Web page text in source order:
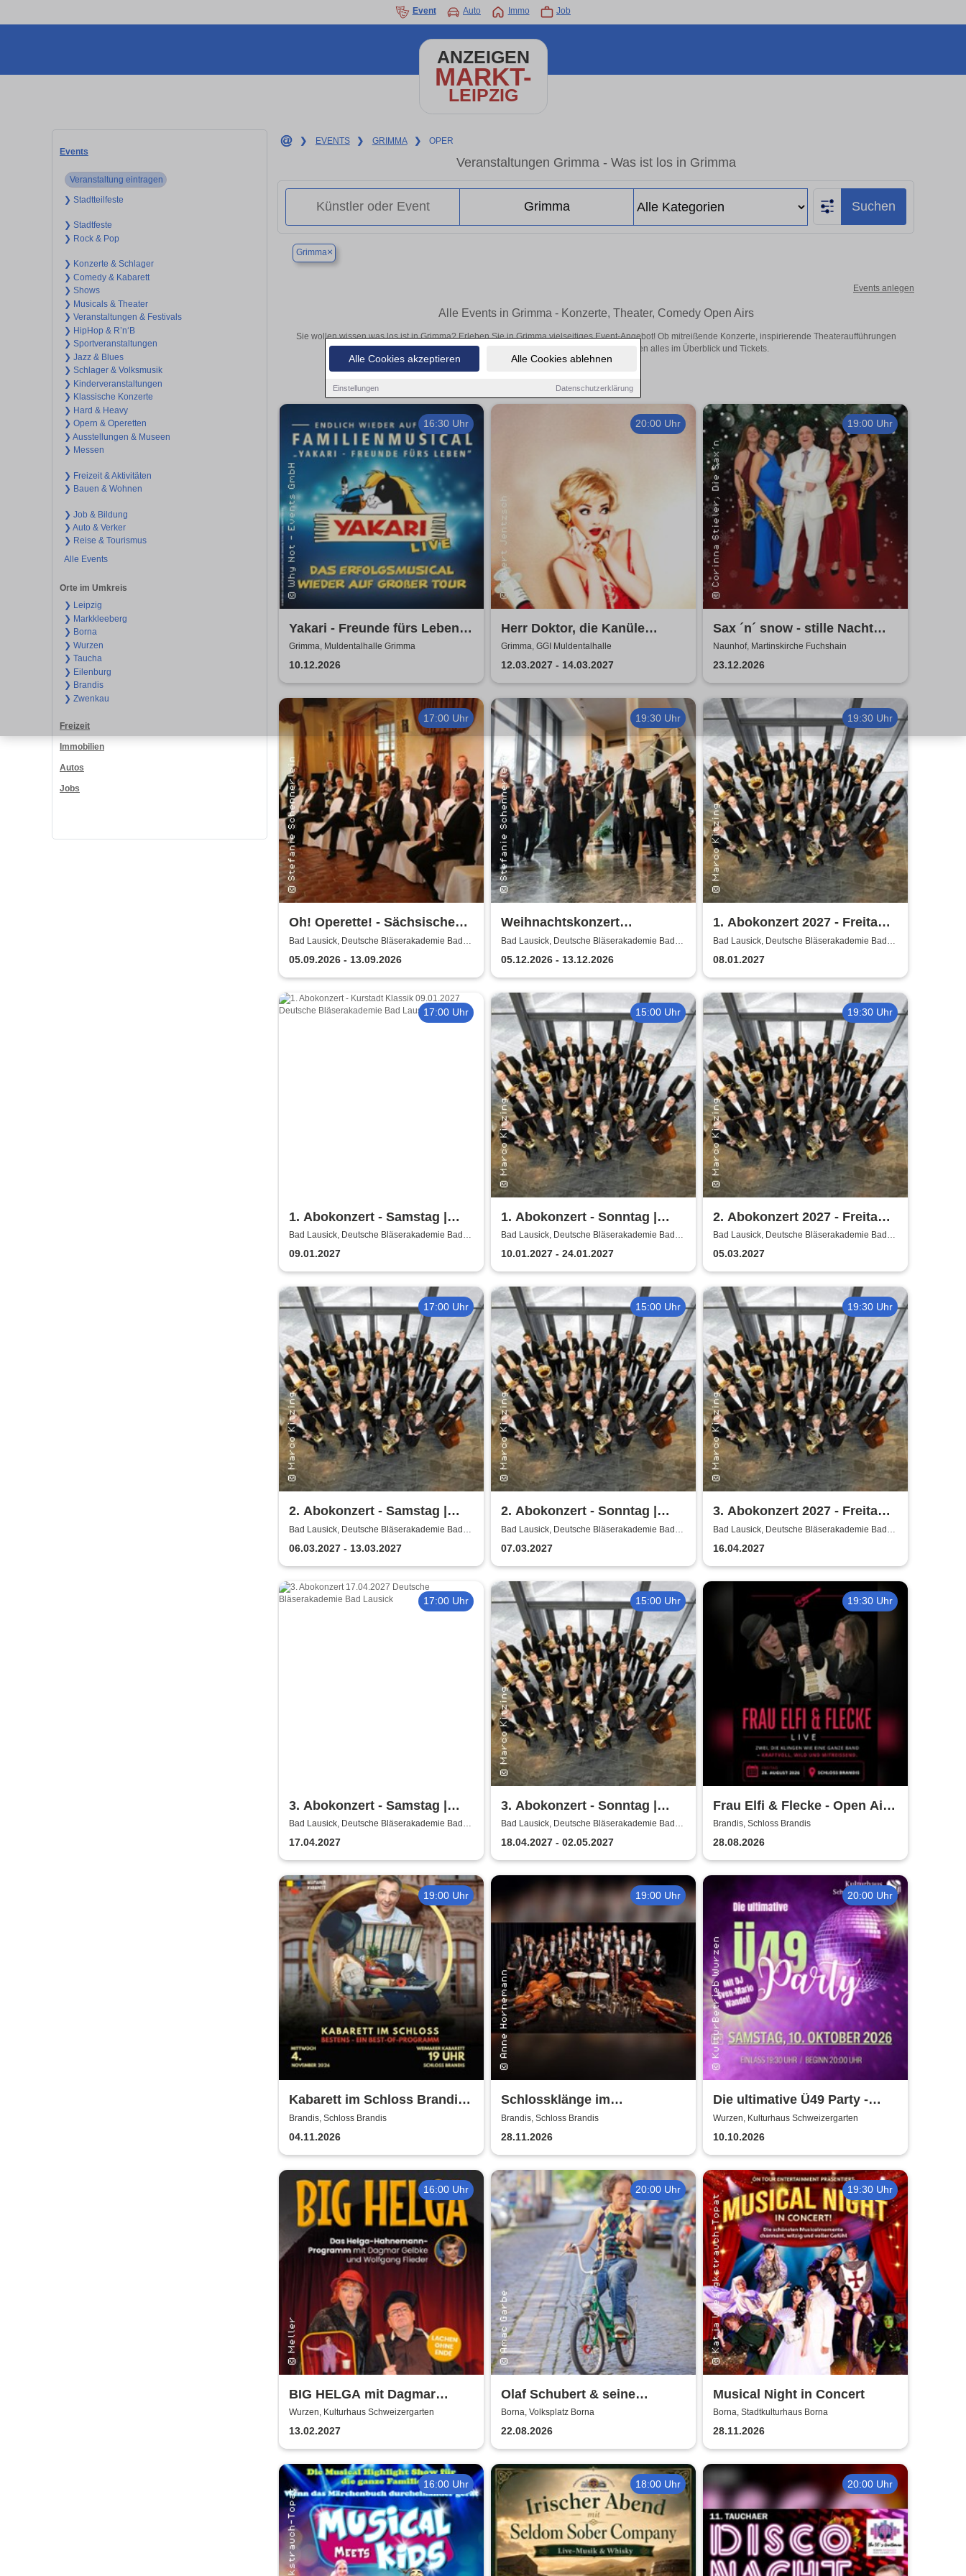
Alle Cookies akzeptieren Alle Cookies ablehnen
Einstellungen Datenschutzerklärung
Event Auto Immo Job
ANZEIGEN
MARKT-
LEIPZIG
Events
Veranstaltung eintragen
❯ Stadtteilfeste
❯ Stadtfeste
❯ Rock & Pop
❯ Konzerte & Schlager
❯ Comedy & Kabarett
❯ Shows
❯ Musicals & Theater
❯ Veranstaltungen & Festivals
❯ HipHop & R’n‘B
❯ Sportveranstaltungen
❯ Jazz & Blues
❯ Schlager & Volksmusik
❯ Kinderveranstaltungen
❯ Klassische Konzerte
❯ Hard & Heavy
❯ Opern & Operetten
❯ Ausstellungen & Museen
❯ Messen
❯ Freizeit & Aktivitäten
❯ Bauen & Wohnen
❯ Job & Bildung
❯ Auto & Verker
❯ Reise & Tourismus
Alle Events
Orte im Umkreis
❯ Leipzig
❯ Markkleeberg
❯ Borna
❯ Wurzen
❯ Taucha
❯ Eilenburg
❯ Brandis
❯ Zwenkau
Freizeit
Immobilien
Autos
Jobs
❯ EVENTS ❯ GRIMMA ❯ OPER
Veranstaltungen Grimma - Was ist los in Grimma
Suchen
Grimma×
Events anlegen
Alle Events in Grimma - Konzerte, Theater, Comedy Open Airs
Sie wollen wissen was los ist in Grimma? Erleben Sie in Grimma vielseitiges Event-Angebot! Ob mitreißende Konzerte, inspirierende Theateraufführungen
oder aufregende Veranstaltungen in Grimma – hier finden alles im Überblick und Tickets.
16:30 Uhr
Yakari - Freunde fürs Leben -
Das Musical für die ganze
Familie
Grimma, Muldentalhalle Grimma
10.12.2026
20:00 Uhr
Herr Doktor, die Kanüle
klemmt
Grimma, GGI Muldentalhalle
12.03.2027 - 14.03.2027
19:00 Uhr
Sax ´n´ snow - stille Nacht
war gestern
Naunhof, Martinskirche Fuchshain
23.12.2026
17:00 Uhr
Oh! Operette! - Sächsische
Bläserphilharmonie
Bad Lausick, Deutsche Bläserakademie Bad
05.09.2026 - 13.09.2026
19:30 Uhr
Weihnachtskonzert
Adventsglühen - Sächsische
Bläserphilharmonie
Bad Lausick, Deutsche Bläserakademie Bad
05.12.2026 - 13.12.2026
19:30 Uhr
1. Abokonzert 2027 - Freitag |
Sächsische
Bläserphilharmonie
Bad Lausick, Deutsche Bläserakademie Bad
08.01.2027
17:00 Uhr
1. Abokonzert - Samstag |
Sächsische
Bläserphilharmonie
Bad Lausick, Deutsche Bläserakademie Bad
Lausick
09.01.2027
15:00 Uhr
1. Abokonzert - Sonntag |
Sächsische
Bläserphilharmonie
Bad Lausick, Deutsche Bläserakademie Bad
Lausick
10.01.2027 - 24.01.2027
19:30 Uhr
2. Abokonzert 2027 - Freitag |
Sächsische
Bläserphilharmonie
Bad Lausick, Deutsche Bläserakademie Bad
Lausick
05.03.2027
17:00 Uhr
2. Abokonzert - Samstag |
Sächsische
Bläserphilharmonie
Bad Lausick, Deutsche Bläserakademie Bad
06.03.2027 - 13.03.2027
15:00 Uhr
2. Abokonzert - Sonntag |
Sächsische
Bläserphilharmonie
Bad Lausick, Deutsche Bläserakademie Bad
07.03.2027
19:30 Uhr
3. Abokonzert 2027 - Freitag |
Sächsische
Bläserphilharmonie
Bad Lausick, Deutsche Bläserakademie Bad
16.04.2027
17:00 Uhr
3. Abokonzert - Samstag |
Sächsische
Bläserphilharmonie
Bad Lausick, Deutsche Bläserakademie Bad
Lausick
17.04.2027
15:00 Uhr
3. Abokonzert - Sonntag |
Sächsische
Bläserphilharmonie
Bad Lausick, Deutsche Bläserakademie Bad
Lausick
18.04.2027 - 02.05.2027
19:30 Uhr
Frau Elfi & Flecke - Open Air
Konzert
Brandis, Schloss Brandis
28.08.2026
19:00 Uhr
Kabarett im Schloss Brandis |
Weimarer Kabarett
Brandis, Schloss Brandis
04.11.2026
19:00 Uhr
Schlossklänge im
Kerzenschein -
Adventskonzert
Brandis, Schloss Brandis
28.11.2026
20:00 Uhr
Die ultimative Ü49 Party -
Kulturhaus Schweizergarten
Wurzen, Kulturhaus Schweizergarten
10.10.2026
16:00 Uhr
BIG HELGA mit Dagmar
Gelbke & Wolfgang Fliedler
Wurzen, Kulturhaus Schweizergarten
13.02.2027
20:00 Uhr
Olaf Schubert & seine
Freunde - Jetzt oder now!
Borna, Volksplatz Borna
22.08.2026
19:30 Uhr
Musical Night in Concert
Borna, Stadtkulturhaus Borna
28.11.2026
16:00 Uhr 18:00 Uhr 20:00 Uhr